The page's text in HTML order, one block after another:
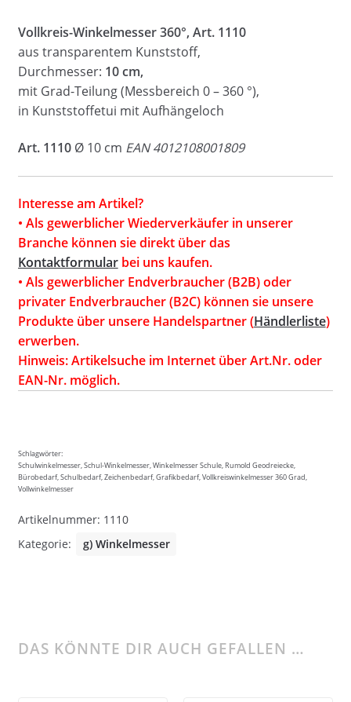
Vollkreis-Winkelmesser 360°, Art. 1110
aus transparentem Kunststoff,
Durchmesser: 10 cm,
mit Grad-Teilung (Messbereich 0 – 360 °),
in Kunststoffetui mit Aufhängeloch
Art. 1110 Ø 10 cm EAN 4012108001809
Interesse am Artikel?
• Als gewerblicher Wiederverkäufer in unserer
Branche können sie direkt über das
Kontaktformularbei uns kaufen.
• Als gewerblicher Endverbraucher (B2B) oder
privater Endverbraucher (B2C) können sie unsere
Produkte über unsere Handelspartner (Händlerliste)
erwerben.
Hinweis: Artikelsuche im Internet über Art.Nr. oder
EAN-Nr. möglich.
Schlagwörter:
Schulwinkelmesser, Schul-Winkelmesser, Winkelmesser Schule, Rumold Geodreiecke,
Bürobedarf, Schulbedarf, Zeichenbedarf, Grafikbedarf, Vollkreiswinkelmesser 360 Grad,
Vollwinkelmesser
Artikelnummer: 1110
Kategorie:
g) Winkelmesser
DAS KÖNNTE DIR AUCH GEFALLEN …